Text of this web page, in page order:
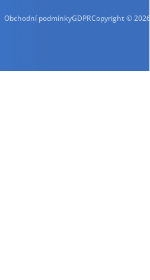
Obchodní podmínkyGDPRCopyright © 2026